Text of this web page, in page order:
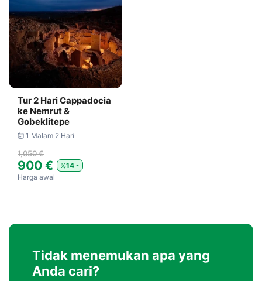
Tur 2 Hari Cappadocia
ke Nemrut &
Gobeklitepe
1 Malam 2 Hari
1,050 €
900 €
%14
Harga awal
Tidak menemukan apa yang
Anda cari?